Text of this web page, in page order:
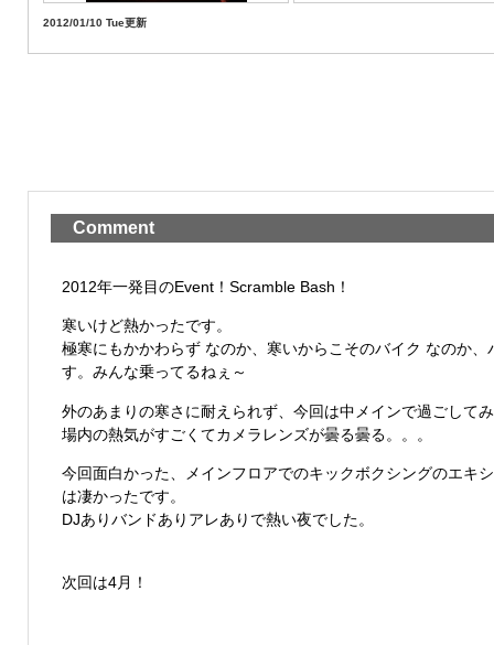
2012/01/10 Tue更新
Comment
2012年一発目のEvent！Scramble Bash！
寒いけど熱かったです。
極寒にもかかわらず なのか、寒いからこそのバイク なのか
す。みんな乗ってるねぇ～
外のあまりの寒さに耐えられず、今回は中メインで過ごして
場内の熱気がすごくてカメラレンズが曇る曇る。。。
今回面白かった、メインフロアでのキックボクシングのエキ
は凄かったです。
DJありバンドありアレありで熱い夜でした。
次回は4月！